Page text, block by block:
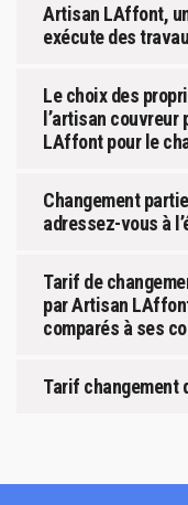
Artisan LAffont,
exécute des
Le choix des
l’artisan
LAffont pour le
Changement
adressez-vous à
Tarif de
par Artisan
comparés à ses
Tarif changement